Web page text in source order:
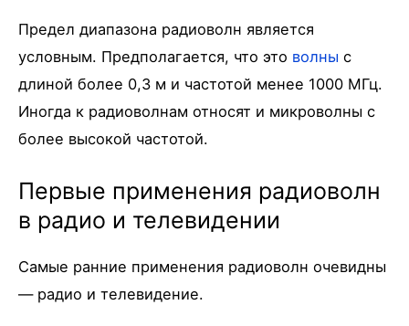
Предел диапазона радиоволн является
условным. Предполагается, что это волны с
длиной более 0,3 м и частотой менее 1000 МГц.
Иногда к радиоволнам относят и микроволны с
более высокой частотой.
Первые применения радиоволн
в радио и телевидении
Самые ранние применения радиоволн очевидны
— радио и телевидение.